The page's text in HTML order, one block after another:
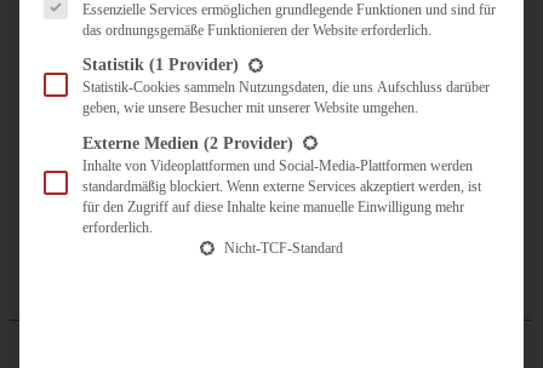
UNTERWEGS
KULINARISCH UNTERWEGS
ÜBER MICH
ZUSAMMENARBEIT
Essenzielle Services ermöglichen grundlegende Funktionen und sind für
das ordnungsgemäße Funktionieren der Website erforderlich.
Statistik (1 Provider)
Statistik-Cookies sammeln Nutzungsdaten, die uns Aufschluss darüber
geben, wie unsere Besucher mit unserer Website umgehen.
Externe Medien (2 Provider)
Inhalte von Videoplattformen und Social-Media-Plattformen werden
standardmäßig blockiert. Wenn externe Services akzeptiert werden, ist
für den Zugriff auf diese Inhalte keine manuelle Einwilligung mehr
erforderlich.
Nicht-TCF-Standard